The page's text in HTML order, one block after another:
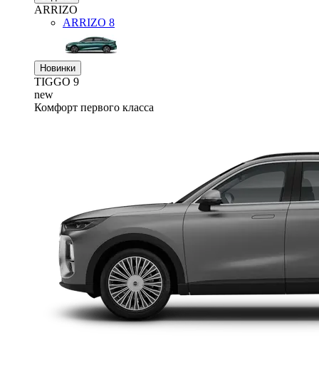
ARRIZO
ARRIZO 8
Новинки
TIGGO 9
new
Комфорт первого класса